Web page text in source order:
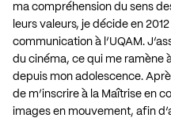
ma compréhension du sens
leurs valeurs, je décide en
communication à l’UQAM.
du cinéma, ce qui me ramène
depuis mon adolescence.
de m’inscrire à la Maîtrise en
images en mouvement, afin